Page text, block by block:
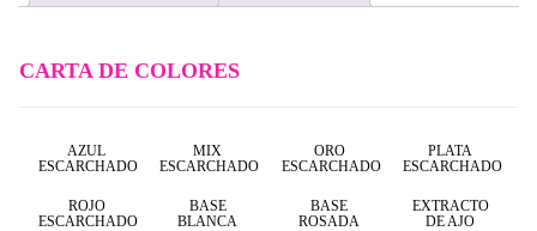
CARTA DE COLORES
AZUL
ESCARCHADO
MIX
ESCARCHADO
ORO
ESCARCHADO
PLATA
ESCARCHADO
ROJO
ESCARCHADO
BASE
BLANCA
BASE
ROSADA
EXTRACTO
DE AJO